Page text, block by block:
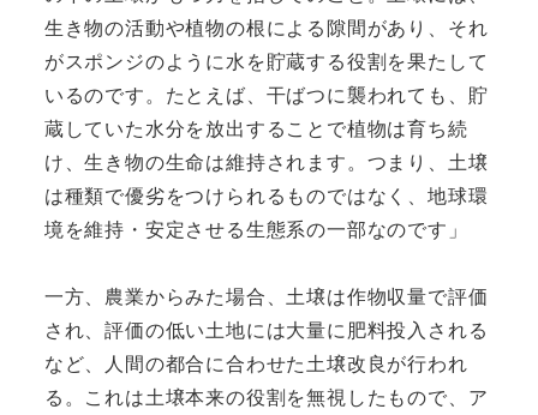
生き物の活動や植物の根による隙間があり、それ
がスポンジのように水を貯蔵する役割を果たして
いるのです。たとえば、干ばつに襲われても、貯
蔵していた水分を放出することで植物は育ち続
け、生き物の生命は維持されます。つまり、土壌
は種類で優劣をつけられるものではなく、地球環
境を維持・安定させる生態系の一部なのです」
一方、農業からみた場合、土壌は作物収量で評価
され、評価の低い土地には大量に肥料投入される
など、人間の都合に合わせた土壌改良が行われ
る。これは土壌本来の役割を無視したもので、ア